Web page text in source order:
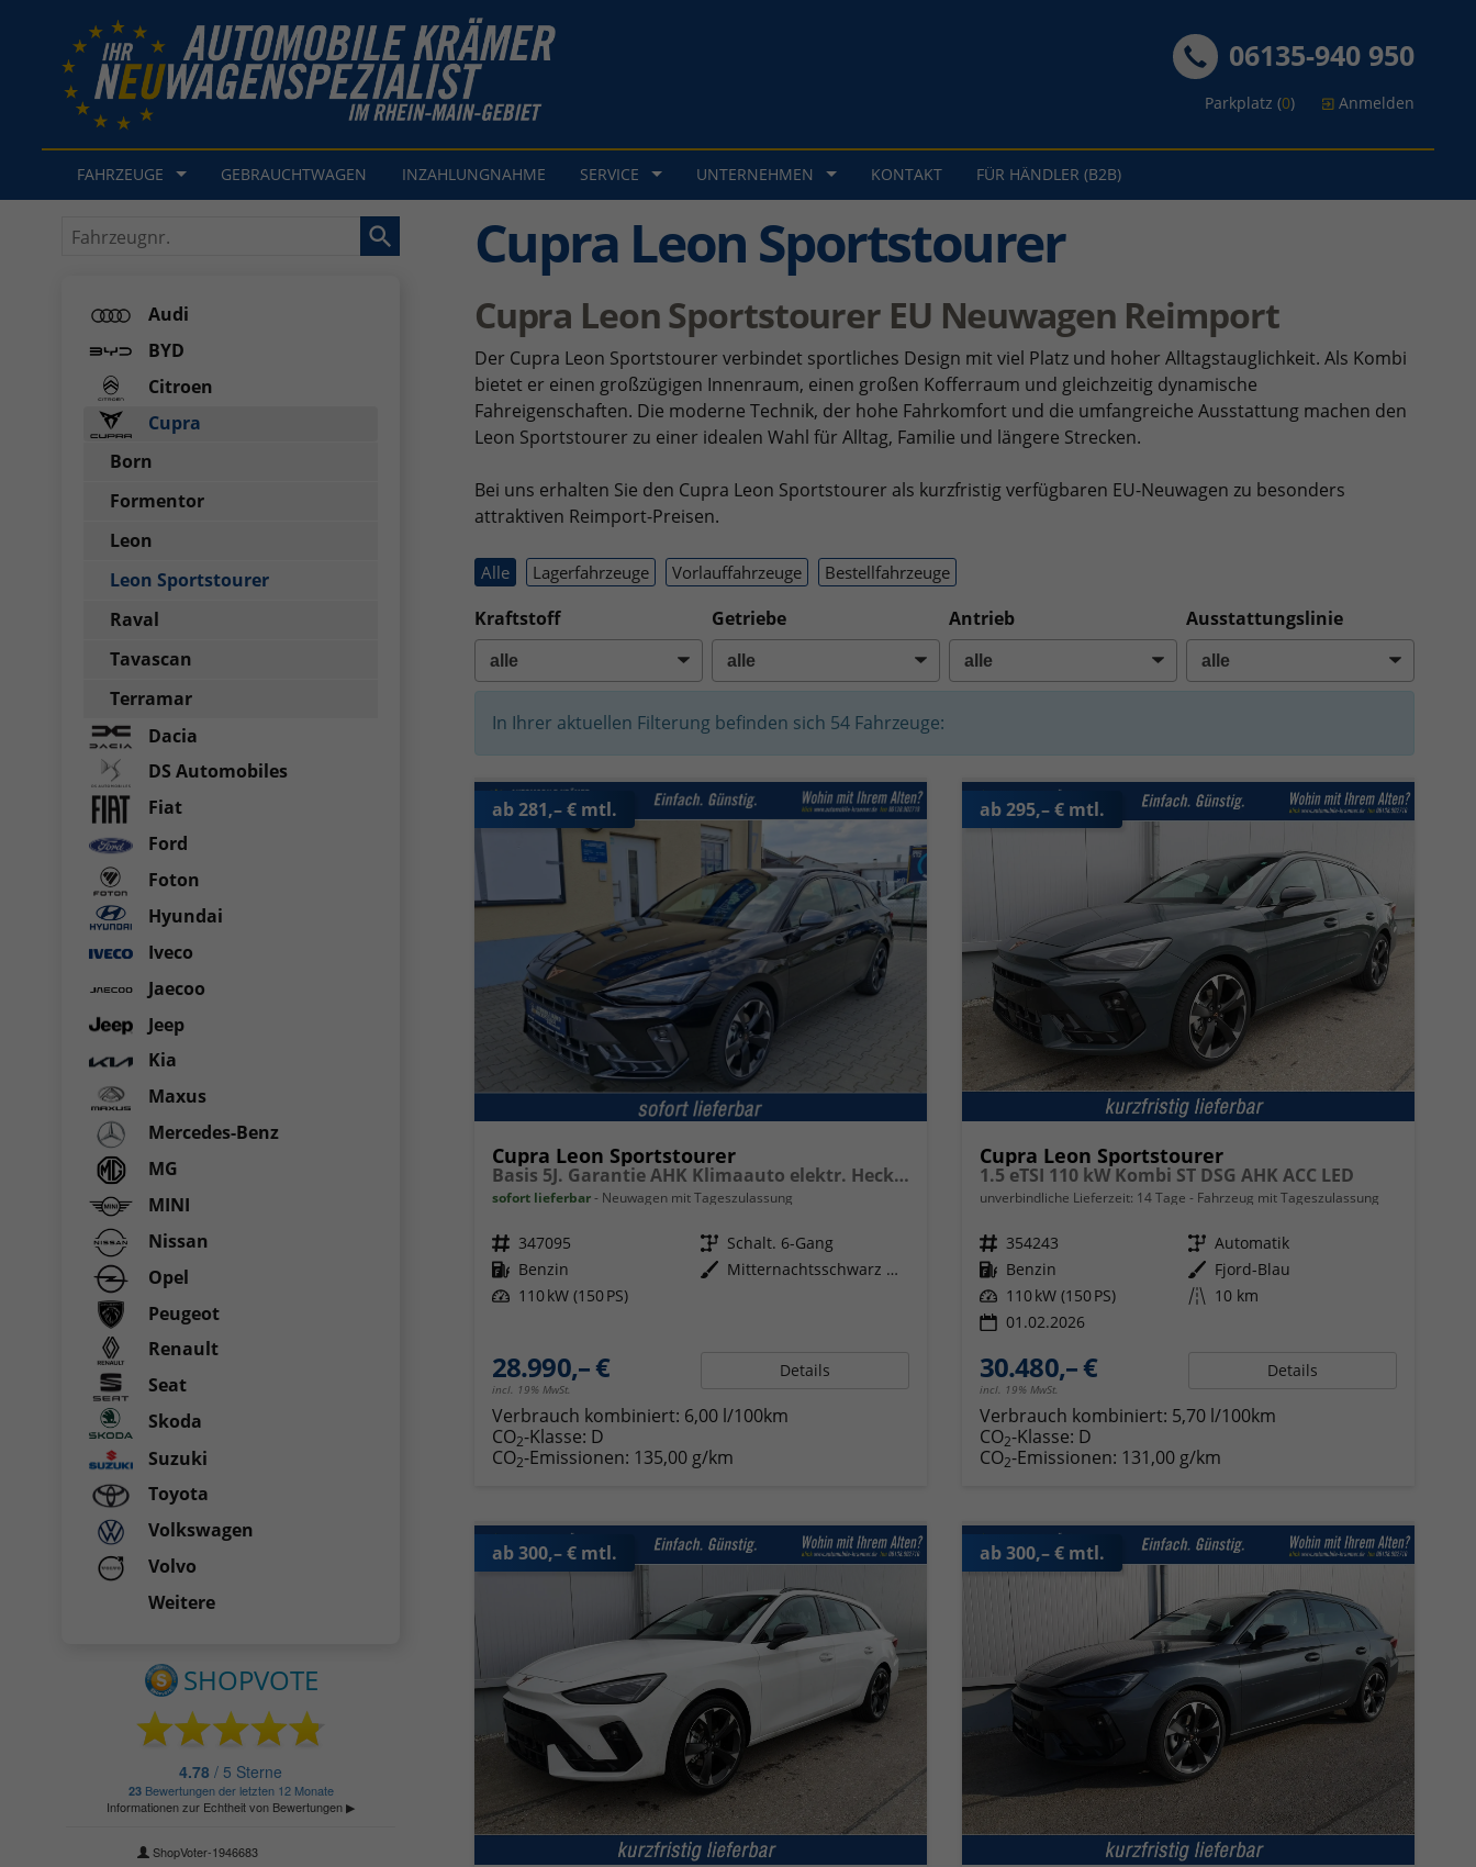
06135-940 950
Parkplatz (0) Anmelden
FAHRZEUGE GEBRAUCHTWAGEN INZAHLUNGNAHME SERVICE UNTERNEHMEN KONTAKT FÜR HÄNDLER (B2B)
Cupra Leon Sportstourer
Cupra Leon Sportstourer EU Neuwagen Reimport
Der Cupra Leon Sportstourer verbindet sportliches Design mit viel Platz und hoher Alltagstauglichkeit. Als Kombi
bietet er einen großzügigen Innenraum, einen großen Kofferraum und gleichzeitig dynamische
Fahreigenschaften. Die moderne Technik, der hohe Fahrkomfort und die umfangreiche Ausstattung machen den
Leon Sportstourer zu einer idealen Wahl für Alltag, Familie und längere Strecken.
Bei uns erhalten Sie den Cupra Leon Sportstourer als kurzfristig verfügbaren EU-Neuwagen zu besonders
attraktiven Reimport-Preisen.
Alle Lagerfahrzeuge Vorlauffahrzeuge Bestellfahrzeuge
Kraftstoff Getriebe Antrieb Ausstattungslinie
In Ihrer aktuellen Filterung befinden sich 54Fahrzeuge:
ab 281,– € mtl.
Cupra Leon Sportstourer
Basis 5J. Garantie AHK Klimaauto elektr. Heckkl. Voll-LED-Scheinwerfer Ganzjahresreifen
sofort lieferbar Neuwagen mit Tageszulassung
Fahrzeugnr. 347095 Getriebe Schalt. 6-Gang
Kraftstoff Benzin Außenfarbe
Mitternachtsschwarz Metallic
Leistung 110 kW (150 PS)
28.990,– €
incl. 19% MwSt.
Details
Verbrauch kombiniert: 6,00 l/100km
CO2-Klasse: D
CO2-Emissionen: 135,00 g/km
ab 295,– € mtl.
Cupra Leon Sportstourer
1.5 eTSI 110 kW Kombi ST DSG AHK ACC LED
unverbindliche Lieferzeit: 14 Tage Fahrzeug mit Tageszulassung
Fahrzeugnr. 354243 Getriebe Automatik
Kraftstoff Benzin Außenfarbe Fjord-Blau
Leistung 110 kW (150 PS) Kilometerstand 10 km
01.02.2026
30.480,– €
incl. 19% MwSt.
Details
Verbrauch kombiniert: 5,70 l/100km
CO2-Klasse: D
CO2-Emissionen: 131,00 g/km
ab 300,– € mtl. ab 300,– € mtl.
Fahrzeugnr.
Audi
BYD
Citroen
Cupra
Born
Formentor
Leon
Leon Sportstourer
Raval
Tavascan
Terramar
Dacia
DS Automobiles
Fiat
Ford
Foton
Hyundai
Iveco
Jaecoo
Jeep
Kia
Maxus
Mercedes-Benz
MG
MINI
Nissan
Opel
Peugeot
Renault
Seat
Skoda
Suzuki
Toyota
Volkswagen
Volvo
Weitere